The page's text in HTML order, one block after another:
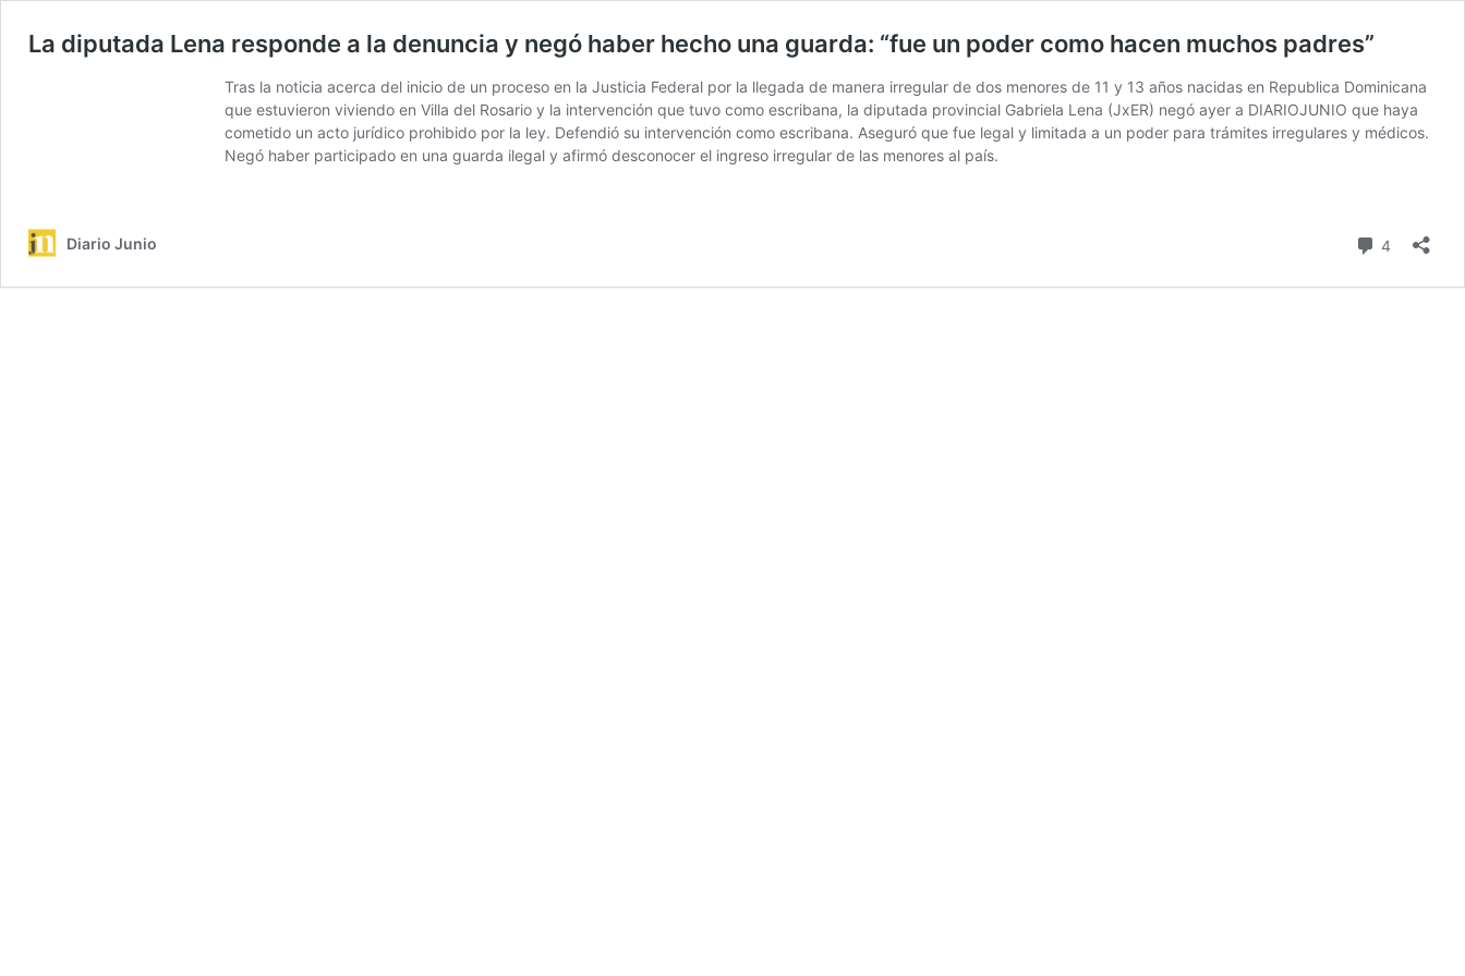
La diputada Lena responde a la denuncia y negó haber hecho una guarda: “fue un poder como hacen muchos padres”
Tras la noticia acerca del inicio de un proceso en la Justicia Federal por la llegada de manera irregular de dos menores de 11 y 13 años nacidas en Republica Dominicana
que estuvieron viviendo en Villa del Rosario y la intervención que tuvo como escribana, la diputada provincial Gabriela Lena (JxER) negó ayer a DIARIOJUNIO que haya
cometido un acto jurídico prohibido por la ley. Defendió su intervención como escribana. Aseguró que fue legal y limitada a un poder para trámites irregulares y médicos.
Negó haber participado en una guarda ilegal y afirmó desconocer el ingreso irregular de las menores al país.
Diario Junio 4